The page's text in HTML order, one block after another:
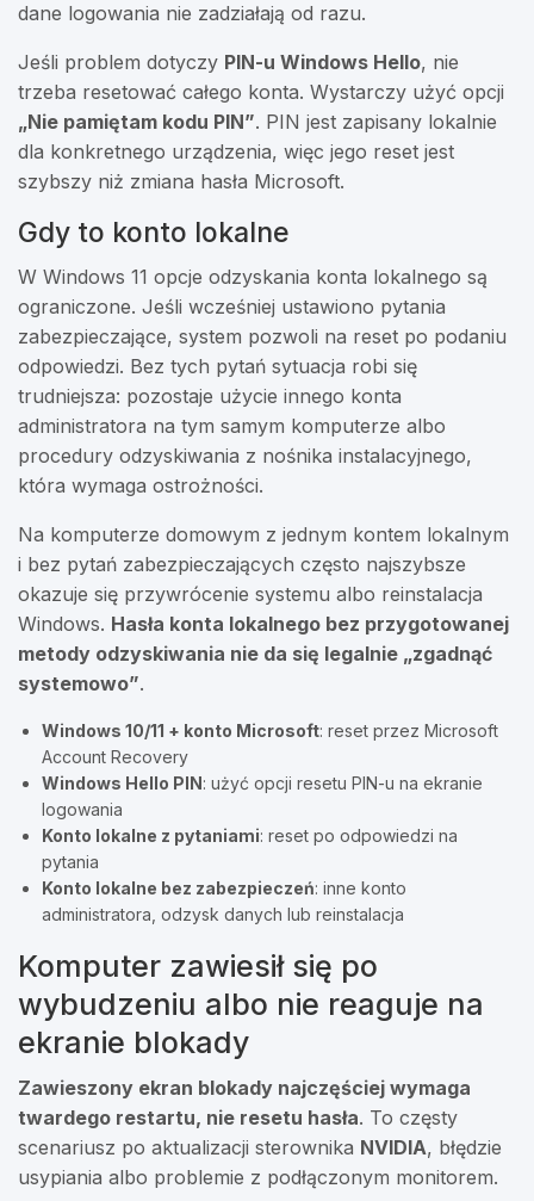
dane logowania nie zadziałają od razu.
Jeśli problem dotyczy PIN-u Windows Hello, nie
trzeba resetować całego konta. Wystarczy użyć opcji
„Nie pamiętam kodu PIN”. PIN jest zapisany lokalnie
dla konkretnego urządzenia, więc jego reset jest
szybszy niż zmiana hasła Microsoft.
Gdy to konto lokalne
W Windows 11 opcje odzyskania konta lokalnego są
ograniczone. Jeśli wcześniej ustawiono pytania
zabezpieczające, system pozwoli na reset po podaniu
odpowiedzi. Bez tych pytań sytuacja robi się
trudniejsza: pozostaje użycie innego konta
administratora na tym samym komputerze albo
procedury odzyskiwania z nośnika instalacyjnego,
która wymaga ostrożności.
Na komputerze domowym z jednym kontem lokalnym
i bez pytań zabezpieczających często najszybsze
okazuje się przywrócenie systemu albo reinstalacja
Windows. Hasła konta lokalnego bez przygotowanej
metody odzyskiwania nie da się legalnie „zgadnąć
systemowo”.
Windows 10/11 + konto Microsoft: reset przez Microsoft
Account Recovery
Windows Hello PIN: użyć opcji resetu PIN-u na ekranie
logowania
Konto lokalne z pytaniami: reset po odpowiedzi na
pytania
Konto lokalne bez zabezpieczeń: inne konto
administratora, odzysk danych lub reinstalacja
Komputer zawiesił się po
wybudzeniu albo nie reaguje na
ekranie blokady
Zawieszony ekran blokady najczęściej wymaga
twardego restartu, nie resetu hasła. To częsty
scenariusz po aktualizacji sterownika NVIDIA, błędzie
usypiania albo problemie z podłączonym monitorem.